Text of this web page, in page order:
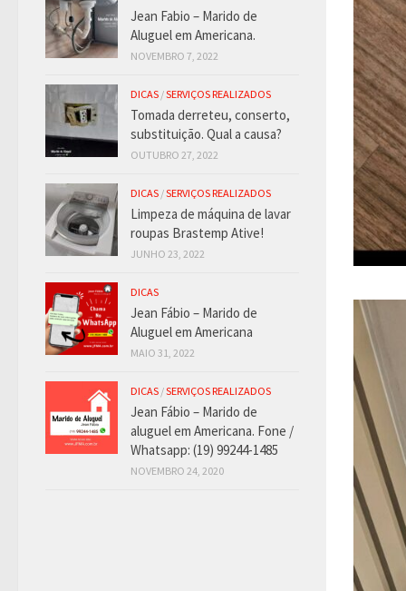
Jean Fabio – Marido de
Aluguel em Americana.
NOVEMBRO 7, 2022
DICAS /SERVIÇOS REALIZADOS
Tomada derreteu, conserto,
substituição. Qual a causa?
OUTUBRO 27, 2022
DICAS /SERVIÇOS REALIZADOS
Limpeza de máquina de lavar
roupas Brastemp Ative!
JUNHO 23, 2022
DICAS
Jean Fábio – Marido de
Aluguel em Americana
MAIO 31, 2022
DICAS /SERVIÇOS REALIZADOS
Jean Fábio – Marido de
aluguel em Americana. Fone /
Whatsapp: (19) 99244-1485
NOVEMBRO 24, 2020